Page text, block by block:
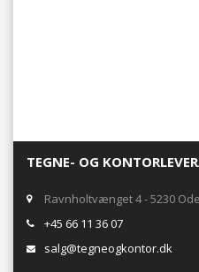
TEGNE- OG
Ravnholtvænget 4 - 5230
+45 66 11 36 07
salg@tegneogkontor.dk